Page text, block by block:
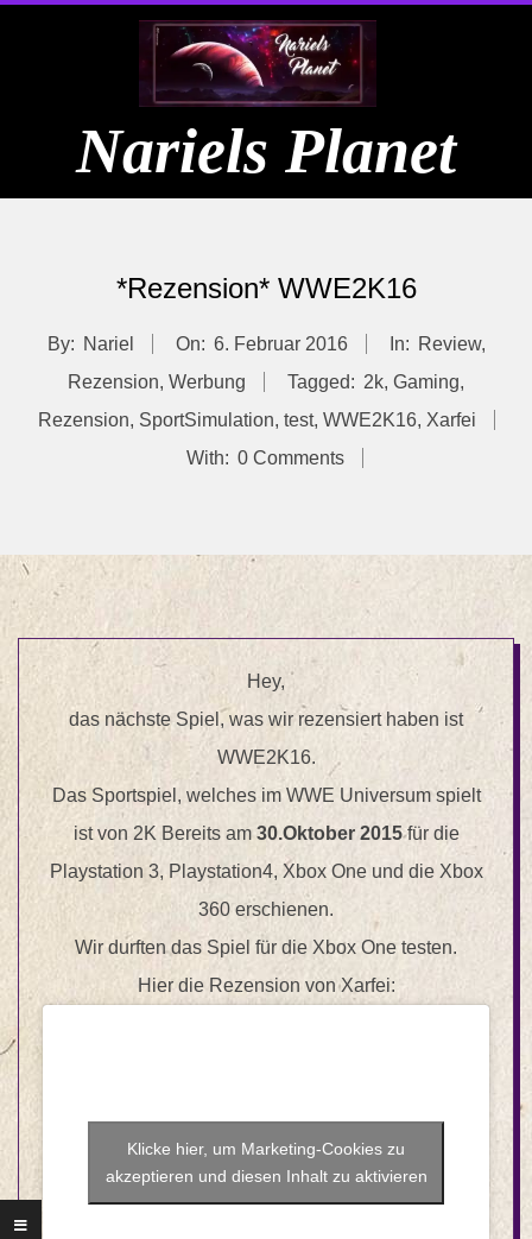
Nariels Planet
*Rezension* WWE2K16
By: Nariel On: 6. Februar 2016 In: Review,
Rezension, Werbung Tagged: 2k, Gaming,
Rezension, SportSimulation, test, WWE2K16, Xarfei
With: 0 Comments
Hey,
das nächste Spiel, was wir rezensiert haben ist
WWE2K16.
Das Sportspiel, welches im WWE Universum spielt
ist von 2K Bereits am 30.Oktober 2015für die
Playstation 3, Playstation4, Xbox One und die Xbox
360 erschienen.
Wir durften das Spiel für die Xbox One testen.
Hier die Rezension von Xarfei:
Klicke hier, um Marketing-Cookies zu
akzeptieren und diesen Inhalt zu aktivieren